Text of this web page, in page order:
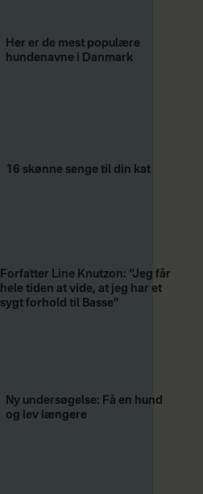
Her er de mest populære
hundenavne i Danmark
16 skønne senge til din kat
Forfatter Line Knutzon: “Jeg får
hele tiden at vide, at jeg har et
sygt forhold til Basse”
Ny undersøgelse: Få en hund
og lev længere